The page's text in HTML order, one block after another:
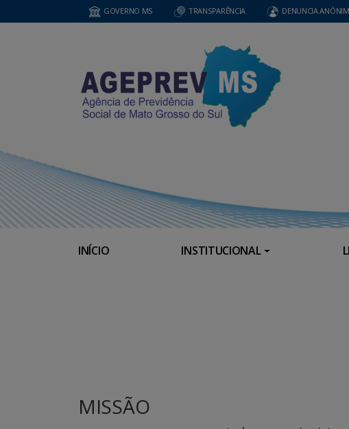
GOVERNO MS TRANSPARÊNCIA DENUNCIA
INÍCIO INSTITUCIONAL
MISSÃO